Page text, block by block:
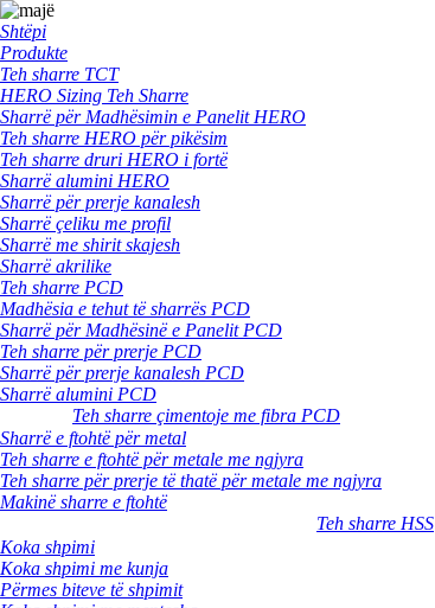
Shtëpi
Produkte
Teh sharre TCT
HERO Sizing Teh Sharre
Sharrë për Madhësimin e Panelit HERO
Teh sharre HERO për pikësim
Teh sharre druri HERO i fortë
Sharrë alumini HERO
Sharrë për prerje kanalesh
Sharrë çeliku me profil
Sharrë me shirit skajesh
Sharrë akrilike
Teh sharre PCD
Madhësia e tehut të sharrës PCD
Sharrë për Madhësinë e Panelit PCD
Teh sharre për prerje PCD
Sharrë për prerje kanalesh PCD
Sharrë alumini PCD
Teh sharre çimentoje me fibra PCD
Sharrë e ftohtë për metal
Teh sharre e ftohtë për metale me ngjyra
Teh sharre për prerje të thatë për metale me ngjyra
Makinë sharre e ftohtë
Teh sharre HSS
Koka shpimi
Koka shpimi me kunja
Përmes biteve të shpimit